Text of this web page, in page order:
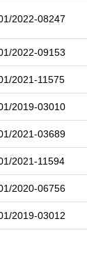
2022-08247
2022-09153
2021-11575
2019-03010
2021-03689
2021-11594
2020-06756
2019-03012